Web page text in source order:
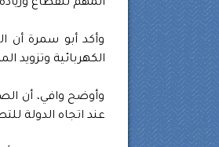
المهم للقطاع
وأكد أبو سمرة أن
الكهربائية وتزويد
وأوضح وافي، أن
عند اتجاه الدولة